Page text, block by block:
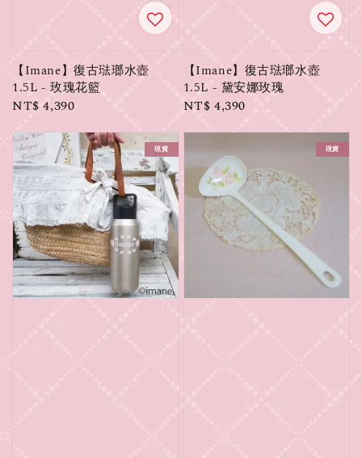
【Imane】復古琺瑯水壺
1.5L - 玫瑰花籃
Regular
NT$ 4,390
【Imane】復古琺瑯水壺
1.5L - 黛安娜玫瑰
Regular
NT$ 4,390
現貨 現貨